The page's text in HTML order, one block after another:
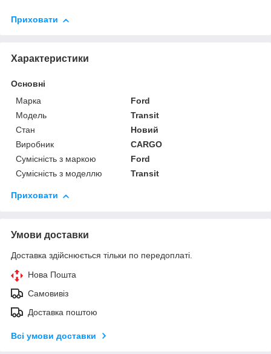
Приховати
Характеристики
Основні
Марка
Ford
Модель
Transit
Стан
Новий
Виробник
CARGO
Сумісність з маркою
Ford
Сумісність з моделлю
Transit
Приховати
Умови доставки
Доставка здійснюється тільки по передоплаті.
Нова Пошта
Самовивіз
Доставка поштою
Всі умови доставки